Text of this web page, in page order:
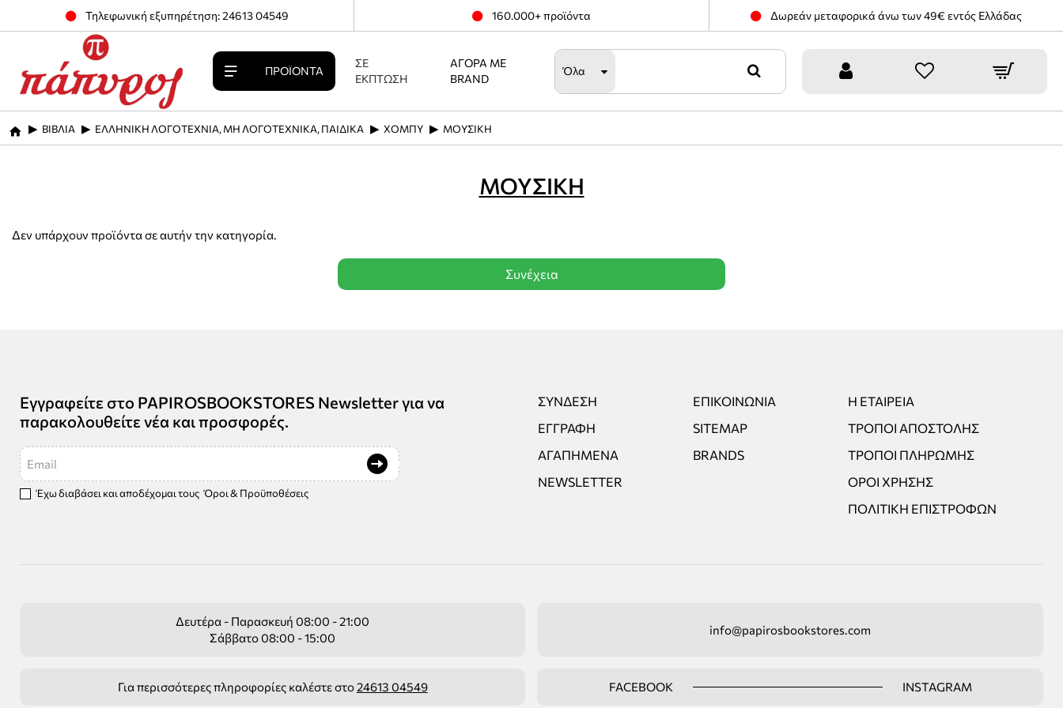
Τηλεφωνική εξυπηρέτηση: 24613 04549 160.000+ προϊόντα Δωρεάν μεταφορικά άνω των 49€ εντός Ελλάδας
ΠΡΟΪΌΝΤΑ
ΣΕ
ΈΚΠΤΩΣΗ
ΑΓΟΡΆ ΜΕ
BRAND
Όλα
home
ΒΙΒΛΙΑ ΕΛΛΗΝΙΚΗ ΛΟΓΟΤΕΧΝΙΑ, ΜΗ ΛΟΓΟΤΕΧΝΙΚΑ, ΠΑΙΔΙΚΑ ΧΟΜΠΥ ΜΟΥΣΙΚΗ
ΜΟΥΣΙΚΗ
Δεν υπάρχουν προϊόντα σε αυτήν την κατηγορία.
Συνέχεια
Εγγραφείτε στο PAPIROSBOOKSTORES Newsletter για να
παρακολουθείτε νέα και προσφορές.
Email
Έχω διαβάσει και αποδέχομαι τους Όροι & Προϋποθέσεις
ΣΎΝΔΕΣΗ
ΕΓΓΡΑΦΉ
ΑΓΑΠΗΜΈΝΑ
NEWSLETTER
ΕΠΙΚΟΙΝΩΝΊΑ
SITEMAP
BRANDS
Η ΕΤΑΙΡΕΊΑ
ΤΡΌΠΟΙ ΑΠΟΣΤΟΛΉΣ
ΤΡΌΠΟΙ ΠΛΗΡΩΜΉΣ
ΌΡΟΙ ΧΡΉΣΗΣ
ΠΟΛΙΤΙΚΉ ΕΠΙΣΤΡΟΦΏΝ
Δευτέρα - Παρασκευή 08:00 - 21:00
Σάββατο 08:00 - 15:00
info@papirosbookstores.com
Για περισσότερες πληροφορίες καλέστε στο24613 04549 FACEBOOK INSTAGRAM